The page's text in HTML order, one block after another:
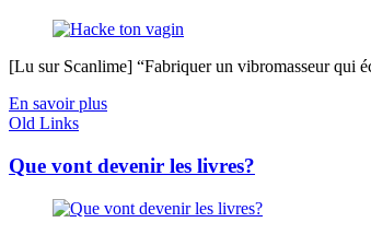
[Lu sur Scanlime] “Fabriquer un vibromasseur qui
En savoir plus
Old Links
Que vont devenir les livres?